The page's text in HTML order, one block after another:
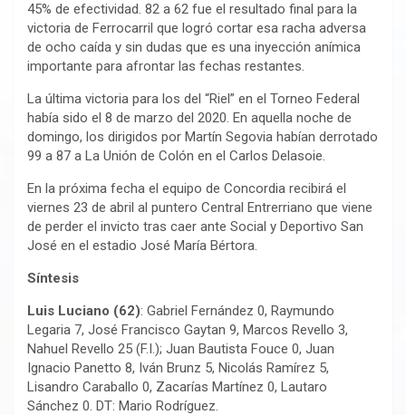
45% de efectividad. 82 a 62 fue el resultado final para la
victoria de Ferrocarril que logró cortar esa racha adversa
de ocho caída y sin dudas que es una inyección anímica
importante para afrontar las fechas restantes.
La última victoria para los del “Riel” en el Torneo Federal
había sido el 8 de marzo del 2020. En aquella noche de
domingo, los dirigidos por Martín Segovia habían derrotado
99 a 87 a La Unión de Colón en el Carlos Delasoie.
En la próxima fecha el equipo de Concordia recibirá el
viernes 23 de abril al puntero Central Entrerriano que viene
de perder el invicto tras caer ante Social y Deportivo San
José en el estadio José María Bértora.
Síntesis
Luis Luciano (62): Gabriel Fernández 0, Raymundo
Legaria 7, José Francisco Gaytan 9, Marcos Revello 3,
Nahuel Revello 25 (F.I.); Juan Bautista Fouce 0, Juan
Ignacio Panetto 8, Iván Brunz 5, Nicolás Ramírez 5,
Lisandro Caraballo 0, Zacarías Martínez 0, Lautaro
Sánchez 0. DT: Mario Rodríguez.